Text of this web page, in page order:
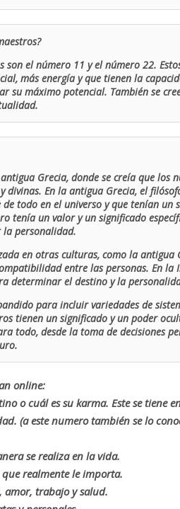
son el número 11 y el número 22.
más energía y que tienen la
su máximo potencial. También se
Grecia, donde se creía que los
divinas. En la antigua Grecia, el
todo en el universo y que tenían un
tenía un valor y un significado
personalidad.
en otras culturas, como la
entre las personas. En la
determinar el destino y la
para incluir variedades de
tienen un significado y un poder
todo, desde la toma de decisiones
online:
o cuál es su karma. Este se
(a este numero también se lo
se realiza en la vida.
realmente le importa.
amor, trabajo y salud.